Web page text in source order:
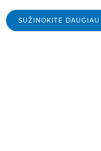
SUŽINOKITE DAUGIAU